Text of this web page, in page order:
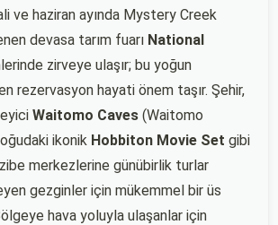
ve haziran ayında Mystery Creek
devasa tarım fuarı National
zirveye ulaşır; bu yoğun
rezervasyon hayati önem taşır. Şehir,
Waitomo Caves (Waitomo
ikonik Hobbiton Movie Set gibi
merkezlerine günübirlik turlar
gezginler için mükemmel bir üs
hava yoluyla ulaşanlar için